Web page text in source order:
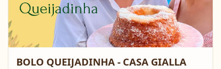
BOLO QUEIJADINHA - CASA GIALLA